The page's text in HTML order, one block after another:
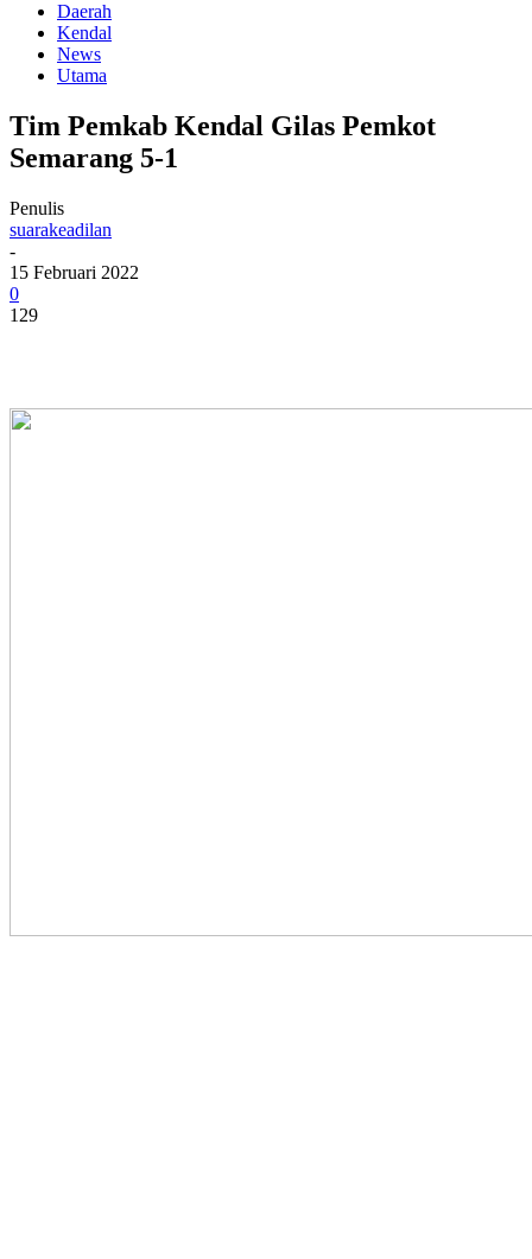
Daerah
Kendal
News
Utama
Tim Pemkab Kendal Gilas Pemkot
Semarang 5-1
Penulis
suarakeadilan
-
15 Februari 2022
0
129